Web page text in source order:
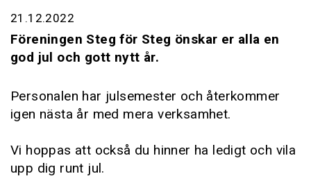
21.12.2022
Föreningen Steg för Steg önskar er alla en
god jul och gott nytt år.
Personalen har julsemester och återkommer
igen nästa år med mera verksamhet.
Vi hoppas att också du hinner ha ledigt och vila
upp dig runt jul.